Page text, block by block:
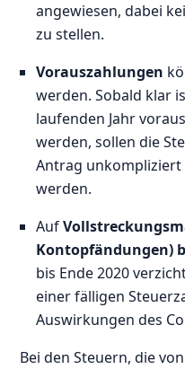
angewiesen, dabei
zu stellen.
Vorauszahlungen
werden. Sobald klar
laufenden Jahr
werden, sollen die
Antrag
werden.
Auf
Kontopfändungen)
bis Ende 2020
einer fälligen
Auswirkungen des
Bei den Steuern, die